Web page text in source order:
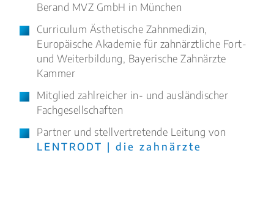
Berand MVZ GmbH in München
Curriculum Ästhetische Zahnmedizin,
Europäische Akademie für zahnärztliche Fort-
und Weiterbildung, Bayerische Zahnärzte
Kammer
Mitglied zahlreicher in- und ausländischer
Fachgesellschaften
Partner und stellvertretende Leitung von
LENTRODT | die zahnärzte